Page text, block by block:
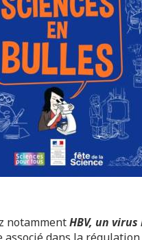
notammentHBV, un